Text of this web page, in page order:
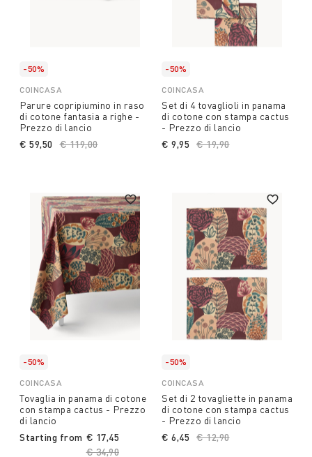
-50%
COINCASA
Parure copripiumino in raso
di cotone fantasia a righe -
Prezzo di lancio
Price reduced from
€ 119,00to
€ 59,50
-50%
COINCASA
Set di 4 tovaglioli in panama
di cotone con stampa cactus
- Prezzo di lancio
Price reduced from
€ 19,90to
€ 9,95
-50%
COINCASA
Tovaglia in panama di cotone
con stampa cactus - Prezzo
di lancio
Starting from
Price reduced from
€ 34,90
€ 17,45
-50%
COINCASA
Set di 2 tovagliette in panama
di cotone con stampa cactus
- Prezzo di lancio
Price reduced from
€ 12,90to
€ 6,45